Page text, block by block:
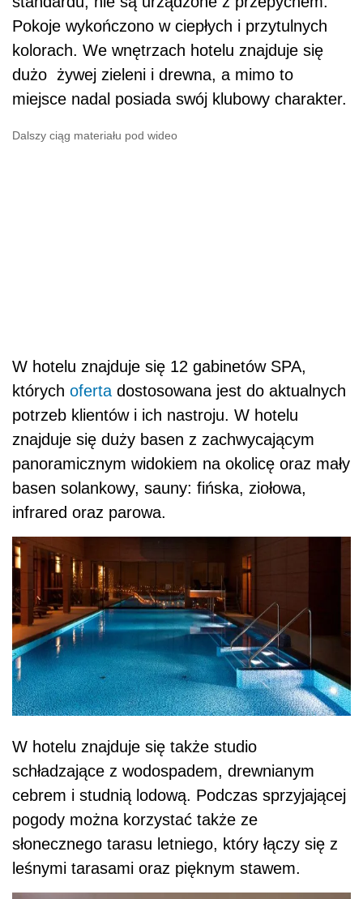
Pokoje wykończono w ciepłych i przytulnych
kolorach. We wnętrzach hotelu znajduje się
dużo żywej zieleni i drewna, a mimo to
miejsce nadal posiada swój klubowy charakter.
Dalszy ciąg materiału pod wideo
W hotelu znajduje się 12 gabinetów SPA,
których oferta dostosowana jest do aktualnych
potrzeb klientów i ich nastroju. W hotelu
znajduje się duży basen z zachwycającym
panoramicznym widokiem na okolicę oraz mały
basen solankowy, sauny: fińska, ziołowa,
infrared oraz parowa.
W hotelu znajduje się także studio
schładzające z wodospadem, drewnianym
cebrem i studnią lodową. Podczas sprzyjającej
pogody można korzystać także ze
słonecznego tarasu letniego, który łączy się z
leśnymi tarasami oraz pięknym stawem.